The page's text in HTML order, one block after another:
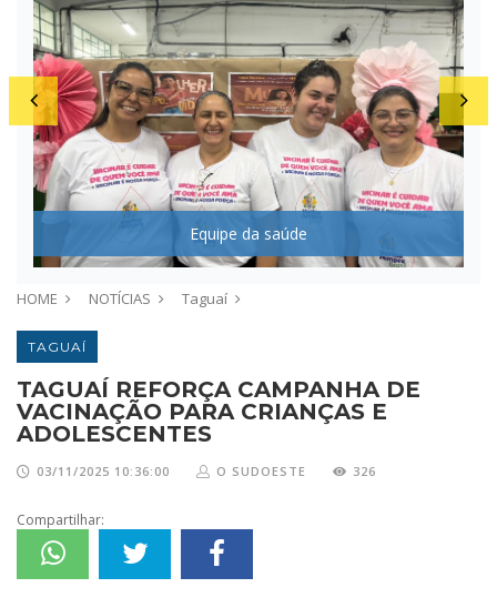
Equipe da saúde
HOME NOTÍCIAS Taguaí
TAGUAÍ
TAGUAÍ REFORÇA CAMPANHA DE
VACINAÇÃO PARA CRIANÇAS E
ADOLESCENTES
03/11/2025 10:36:00 O SUDOESTE 326
Compartilhar: